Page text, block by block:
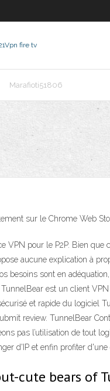
Vpn fire tv
Marafioti51806
sur le Chrome Web
VPN pour le P2P. Bien
aucune explication à
sont en
est un client
et rapide du logiciel
review. TunnelBear
pas l’utilisation de tout
d'IP et enfin profiter
cute bears of